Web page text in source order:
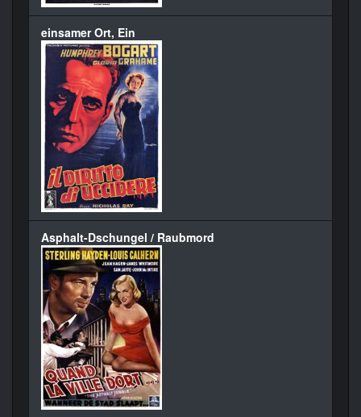
einsamer Ort, Ein
Asphalt-Dschungel / Raubmord